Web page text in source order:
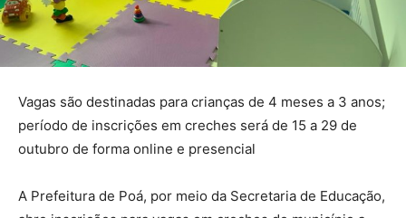
Vagas são destinadas para crianças de 4 meses a 3 anos;
período de inscrições em creches será de 15 a 29 de
outubro de forma online e presencial
A Prefeitura de Poá, por meio da Secretaria de Educação,